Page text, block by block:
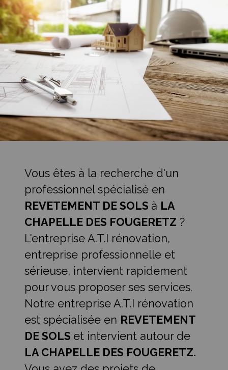
Vous êtes à la recherche d'un
professionnel spécialisé en
REVETEMENT DE SOLS à LA
CHAPELLE DES FOUGERETZ ?
L'entreprise A.T.I rénovation,
entreprise professionnelle et
sérieuse, intervient rapidement
pour vous proposer ses services.
Notre entreprise A.T.I rénovation
est spécialisée en REVETEMENT
DE SOLS et intervient autour de
LA CHAPELLE DES FOUGERETZ.